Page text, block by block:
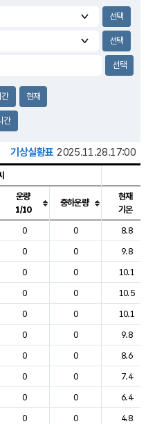
현재
간
기상실황표 2025.11.28.17:00
강수, 바람, 기압등을 안내한 표입
운량
1/10
중하운량
현재
기온
0 0
8.8
0 0
9.8
0 0
10.1
0 0
10.5
0 0
10.1
0 0
9.8
0 0
8.6
0 0
7.4
0 0
6.4
0 0
4.8